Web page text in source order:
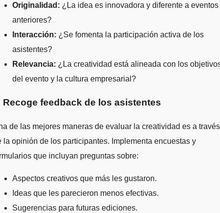
Originalidad: ¿La idea es innovadora y diferente a eventos
anteriores?
Interacción: ¿Se fomenta la participación activa de los
asistentes?
Relevancia: ¿La creatividad está alineada con los
del evento y la cultura empresarial?
Recoge feedback de los asistentes
de las mejores maneras de evaluar la creatividad es a través
la opinión de los participantes. Implementa encuestas y
que incluyan preguntas sobre:
Aspectos creativos que más les gustaron.
Ideas que les parecieron menos efectivas.
Sugerencias para futuras ediciones.